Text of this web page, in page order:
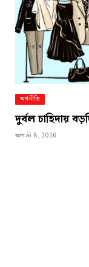
অর্থনীতি
দুর্বল চাহিদায়
আগস্ট 8, 2026